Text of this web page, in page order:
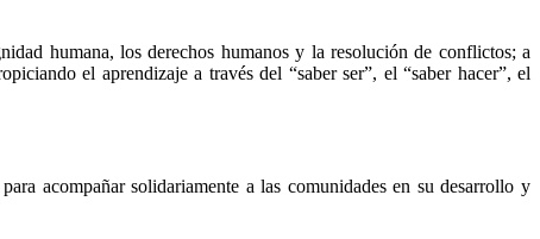
humana, los derechos humanos y la resolución de conflictos; a
el aprendizaje a través del “saber ser”, el “saber hacer”, el
acompañar solidariamente a las comunidades en su desarrollo y